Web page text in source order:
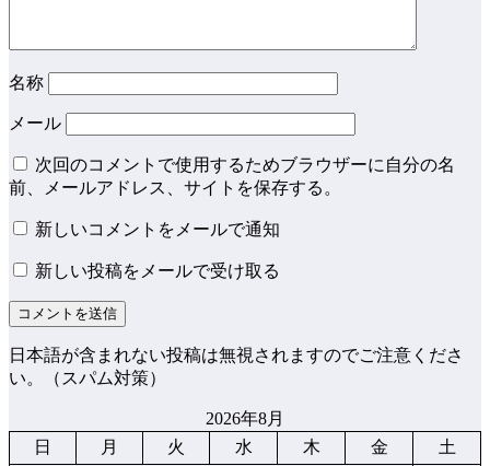
名称
メール
次回のコメントで使用するためブラウザーに自分の名
前、メールアドレス、サイトを保存する。
新しいコメントをメールで通知
新しい投稿をメールで受け取る
日本語が含まれない投稿は無視されますのでご注意くださ
い。（スパム対策）
2026年8月
日
月 火 水 木 金
土